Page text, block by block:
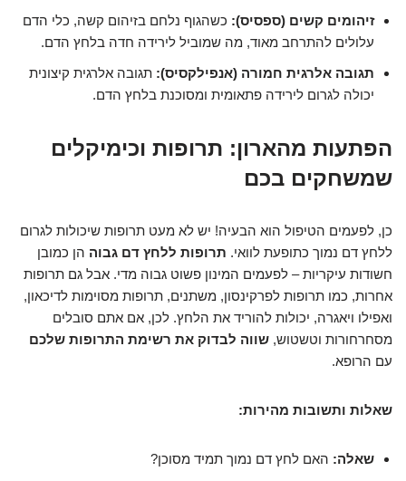
זיהומים קשים (ספסיס): כשהגוף נלחם בזיהום קשה, כלי הדם
עלולים להתרחב מאוד, מה שמוביל לירידה חדה בלחץ הדם.
תגובה אלרגית חמורה (אנפילקסיס): תגובה אלרגית קיצונית
יכולה לגרום לירידה פתאומית ומסוכנת בלחץ הדם.
הפתעות מהארון: תרופות וכימיקלים
שמשחקים בכם
כן, לפעמים הטיפול הוא הבעיה! יש לא מעט תרופות שיכולות לגרום
ללחץ דם נמוך כתופעת לוואי. תרופות ללחץ דם גבוה הן כמובן
חשודות עיקריות – לפעמים המינון פשוט גבוה מדי. אבל גם תרופות
אחרות, כמו תרופות לפרקינסון, משתנים, תרופות מסוימות לדיכאון,
ואפילו ויאגרה, יכולות להוריד את הלחץ. לכן, אם אתם סובלים
מסחרחורות וטשטוש, שווה לבדוק את רשימת התרופות שלכם
עם הרופא.
שאלות ותשובות מהירות:
שאלה: האם לחץ דם נמוך תמיד מסוכן?